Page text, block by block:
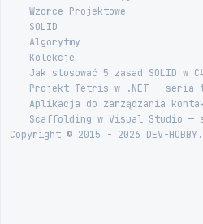
Wzorce Projektowe
SOLID
Algorytmy
Kolekcje
Jak stosować 5 zasad SOLID w
Projekt Tetris w .NET —
Aplikacja do zarządzania
Scaffolding w Visual Studio —
Copyright © 2015 - 2026 DEV-